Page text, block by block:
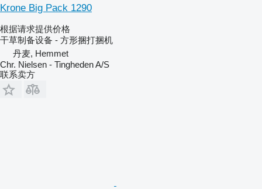
Krone Big Pack 1290
根据请求提供价格
干草制备设备 - 方形捆打捆机
丹麦, Hemmet
Chr. Nielsen - Tingheden A/S
联系卖方